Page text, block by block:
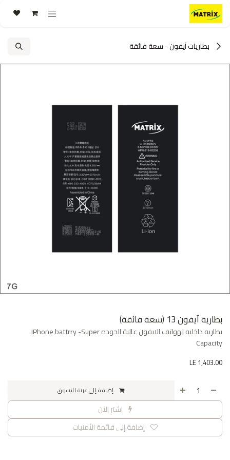
تخطي للذهاب إلى المحتوى
بطاريات آيفون - سعة فائقة
بطارية آيفون 13 (سعة فائقة)
بطاريه داخليه لهواتف الايفون عالية الجوده IPhone battrry -Super
Capacity
1,403.00
إضافة إلى قائمة الأمنيات